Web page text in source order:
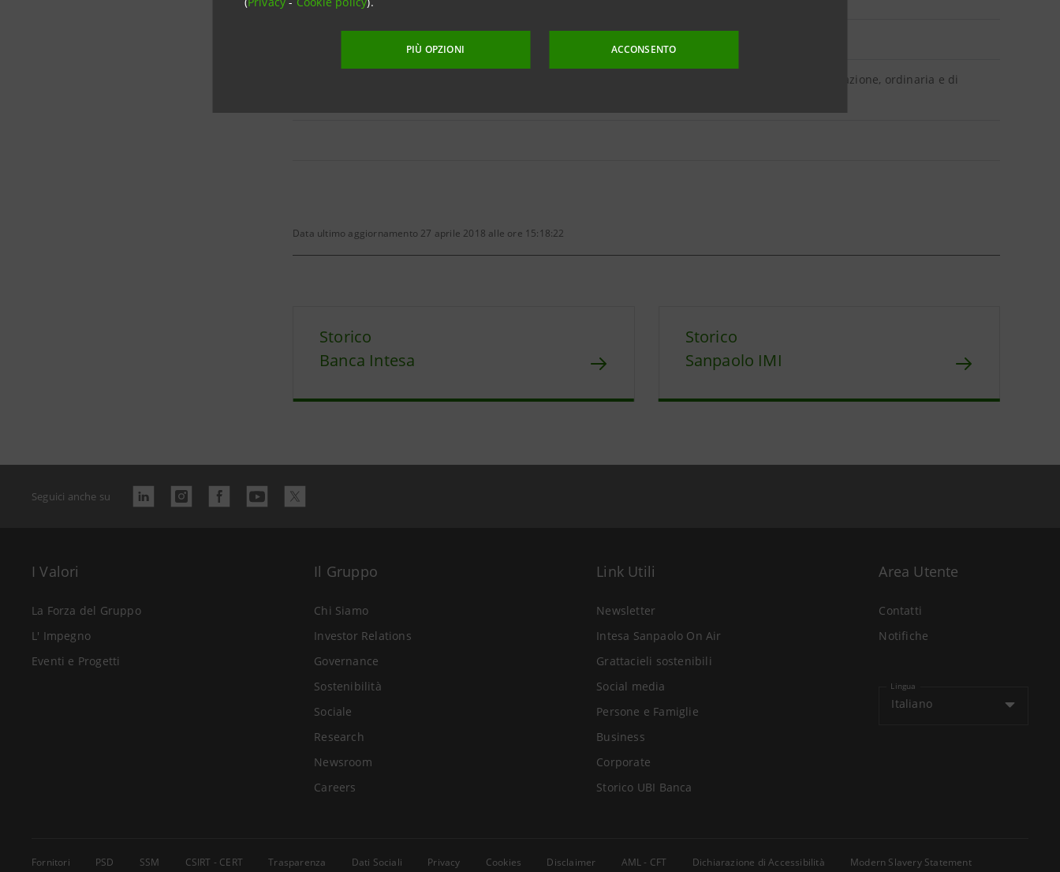
PIÙ OPZIONI ACCONSENTO
(*) 0,098 per azione ordinaria e 0,109 per azione di risparmio a valere sull’utile d’esercizio; 0,08 per azione, ordinaria e di
Data ultimo aggiornamento 27 aprile 2018 alle ore 15:18:22
Storico
Banca Intesa
Storico
Sanpaolo IMI
Seguici anche su
I Valori
La Forza del Gruppo
L' Impegno
Eventi e Progetti
Il Gruppo
Chi Siamo
Investor Relations
Governance
Sostenibilità
Sociale
Research
Newsroom
Careers
Link Utili
Newsletter
Intesa Sanpaolo On Air
Grattacieli sostenibili
Social media
Persone e Famiglie
Business
Corporate
Storico UBI Banca
Area Utente
Contatti
Notifiche
Lingua
Italiano
Fornitori PSD SSM CSIRT - CERT Trasparenza Dati Sociali Privacy Cookies Disclaimer AML - CFT Dichiarazione di Accessibilità Modern Slavery Statement